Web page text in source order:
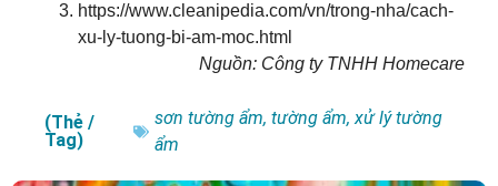
https://www.cleanipedia.com/vn/trong-nha/cach-
xu-ly-tuong-bi-am-moc.html
Nguồn: Công ty TNHH Homecare
(Thẻ /
Tag)
sơn tường ẩm, tường ẩm, xử lý tường
ẩm